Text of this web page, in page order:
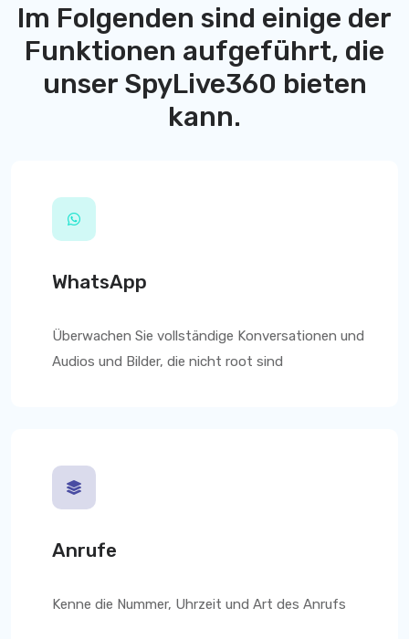
Im Folgenden sind einige der
Funktionen aufgeführt, die
unser SpyLive360 bieten
kann.
WhatsApp
Überwachen Sie vollständige Konversationen und
Audios und Bilder, die nicht root sind
Anrufe
Kenne die Nummer, Uhrzeit und Art des Anrufs